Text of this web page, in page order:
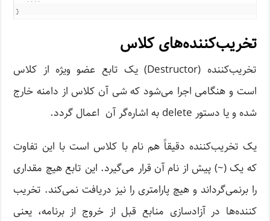
}
تخریب‌کننده‌های کلاس
تخریب‌کننده (Destructor) یک تابع عضو ویژه از کلاس
است و هنگامی ‌اجرا می‌شود که شی آن کلاس از دامنه خارج
شده و یا دستور delete به اشاره‌گر آن اعمال گردد.
یک تخریب‌کننده دقیقاً هم نام با کلاس است با این تفاوت
که یک (~) پیش از نام آن قرار می‌گیرد. این تابع هیچ مقداری
را برنمی‌گرداند و هیچ پارامتری را نیز دریافت نمی‌کند. تخریب
کننده‌ها در آزادسازی منابع قبل از خروج از برنامه، یعنی